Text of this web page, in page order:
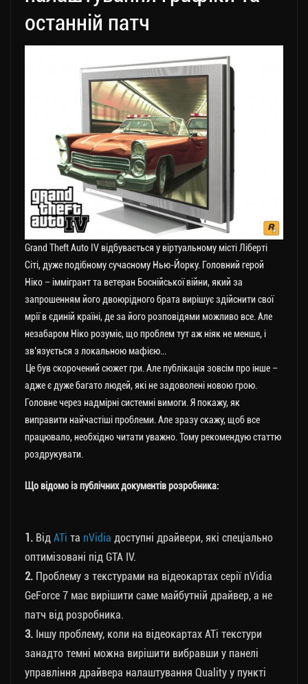
останній патч
Grand Theft Auto IV відбувається у віртуальному місті Ліберті
Сіті, дуже подібному сучасному Нью-Йорку. Головний герой
Ніко – іммігрант та ветеран Боснійської війни, який за
запрошенням його двоюрідного брата вирішує здійснити свої
мрії в єдиній країні, де за його розповідями можливо все. Але
незабаром Ніко розуміє, що проблем тут аж ніяк не менше, і
зв’язується з локальною мафією…
Це був скорочений сюжет гри. Але публікація зовсім про інше –
адже є дуже багато людей, які не задоволені новою грою.
Головне через надмірні системні вимоги. Я покажу, як
виправити найчастіші проблеми. Але зразу скажу, щоб все
працювало, необхідно читати уважно. Тому рекомендую статтю
роздрукувати.
Що відомо із публічних документів розробника:
1. Від ATi та nVidia доступні драйвери, які спеціально
оптимізовані під GTA IV.
2. Проблему з текстурами на відеокартах серії nVidia
GeForce 7 має вирішити саме майбутній драйвер, а не
патч від розробника.
3. Іншу проблему, коли на відеокартах ATi текстури
занадто темні можна вирішити вибравши у панелі
управління драйвера налаштування Quality у пункті